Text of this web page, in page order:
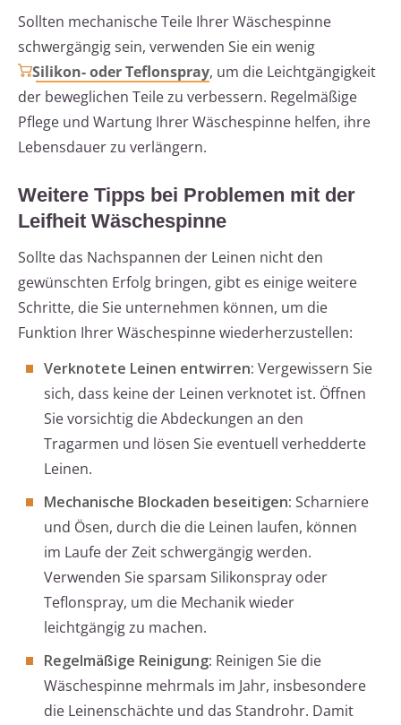
Sollten mechanische Teile Ihrer Wäschespinne
schwergängig sein, verwenden Sie ein wenig
Silikon- oder Teflonspray, um die Leichtgängigkeit
der beweglichen Teile zu verbessern. Regelmäßige
Pflege und Wartung Ihrer Wäschespinne helfen, ihre
Lebensdauer zu verlängern.
Weitere Tipps bei Problemen mit der
Leifheit Wäschespinne
Sollte das Nachspannen der Leinen nicht den
gewünschten Erfolg bringen, gibt es einige weitere
Schritte, die Sie unternehmen können, um die
Funktion Ihrer Wäschespinne wiederherzustellen:
Verknotete Leinen entwirren: Vergewissern Sie
sich, dass keine der Leinen verknotet ist. Öffnen
Sie vorsichtig die Abdeckungen an den
Tragarmen und lösen Sie eventuell verhedderte
Leinen.
Mechanische Blockaden beseitigen: Scharniere
und Ösen, durch die die Leinen laufen, können
im Laufe der Zeit schwergängig werden.
Verwenden Sie sparsam Silikonspray oder
Teflonspray, um die Mechanik wieder
leichtgängig zu machen.
Regelmäßige Reinigung: Reinigen Sie die
Wäschespinne mehrmals im Jahr, insbesondere
die Leinenschächte und das Standrohr. Damit